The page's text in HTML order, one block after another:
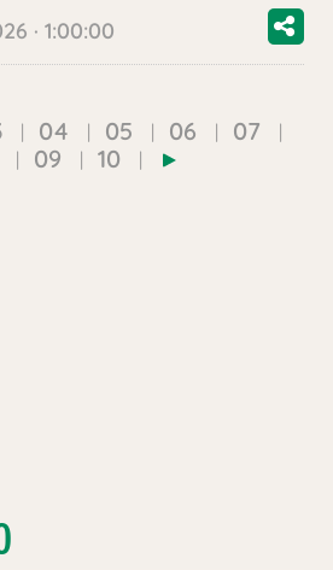
· 1:00:00
04 05 06
07
09 10